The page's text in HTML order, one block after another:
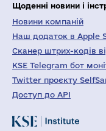
Щоденні новини і
Новини компаній
Наш додаток в Apple
Сканер штрих-кодів
KSE Telegram бот
Twitter проєкту
Доступ до API